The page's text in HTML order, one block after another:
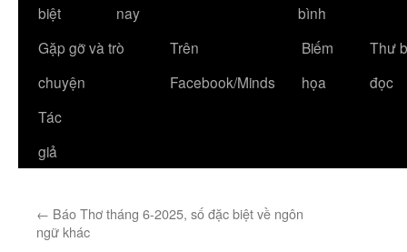
biệt
nay
bình
Gặp gỡ và trò
chuyện
Trên
Facebook/Minds
Biếm
họa
Thư
đọc
Tác
giả
← Báo Thơ tháng 6-2025, số đặc biệt về ngôn
ngữ khác